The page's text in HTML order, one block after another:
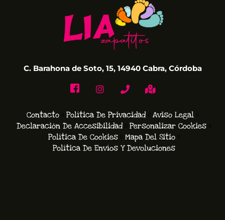
C. Barahona de Soto, 15, 14940 Cabra, Córdoba
Contacto Política De Privacidad
Aviso Legal
Declaración De Accesibilidad
Personalizar Cookies
Política De Cookies
Mapa Del Sitio
Política De Envíos Y Devoluciones